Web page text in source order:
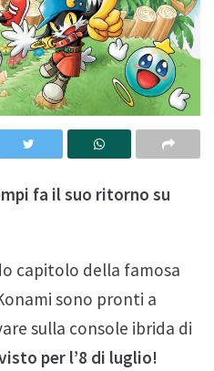
fa il suo ritorno su
capitolo della famosa
sono pronti a
sulla console ibrida di
per l’8 di luglio!